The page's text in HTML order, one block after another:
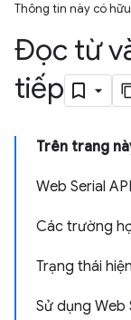
Thông tin này có
Đọc từ
tiếp
Trên trang
Web Serial
Các trường
Trạng thái
Sử dụng Web